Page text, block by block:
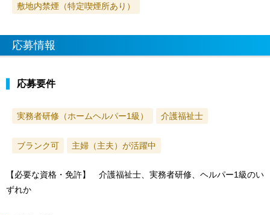
敷地内禁煙（特定喫煙所あり）
応募情報
応募要件
実務者研修（ホームヘルパー1級） 介護福祉士
ブランク可 主婦（主夫）が活躍中
【必要な資格・免許】 介護福祉士、実務者研修、ヘルパー1級のい
ずれか